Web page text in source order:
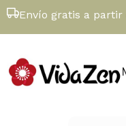
Envío gratis a